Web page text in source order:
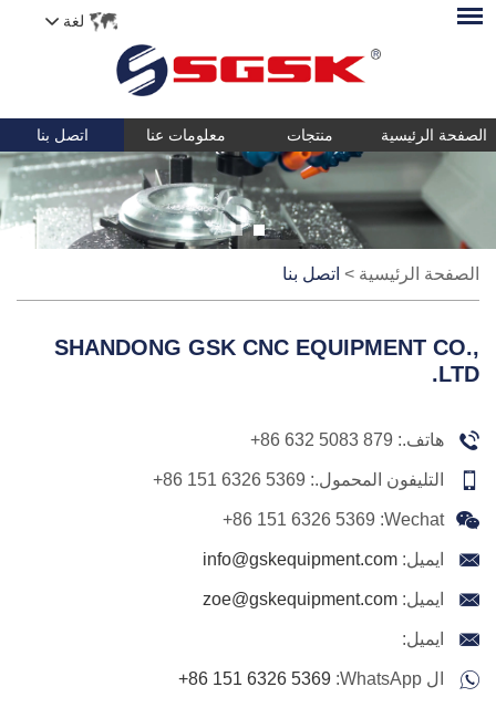
لغة
الصفحة الرئيسية منتجات معلومات عنا اتصل بنا
الصفحة الرئيسية > اتصل بنا
SHANDONG GSK CNC EQUIPMENT CO.,
LTD.
هاتف.: +86 632 5083 879
التليفون المحمول.: +86 151 6326 5369
Wechat:
+86 151 6326 5369
ايميل: info@gskequipment.com
ايميل: zoe@gskequipment.com
ايميل:
ال WhatsApp: +86 151 6326 5369